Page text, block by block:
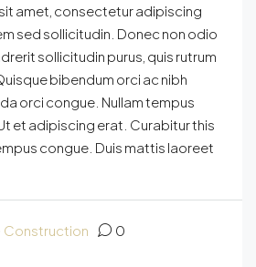
amet, consectetur adipiscing
sed sollicitudin. Donec non odio
sollicitudin purus, quis rutrum
bibendum orci ac nibh
orci congue. Nullam tempus
et adipiscing erat. Curabitur this
congue. Duis mattis laoreet
Construction 0